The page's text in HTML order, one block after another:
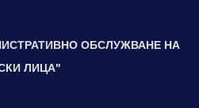
ОБСЛУЖВАНЕ НА
ЛИЦА"